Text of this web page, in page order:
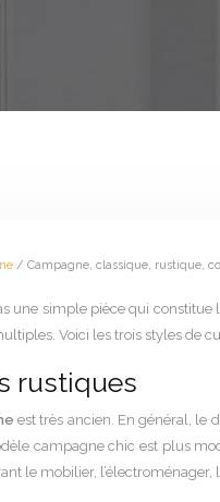
/ Campagne, classique, rustique,
une simple pièce qui
Voici les trois styles de
rustiques
est très ancien. En général, le
campagne chic est plus
le mobilier, l’électroménager,